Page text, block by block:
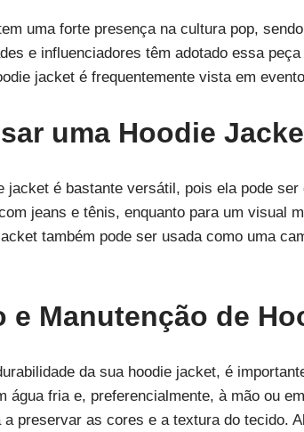
uma forte presença na cultura pop,
e influenciadores têm adotado essa
jacket é frequentemente vista em
uma Hoodie
jacket é bastante versátil, pois ela pode
jeans e tênis, enquanto para um visual
também pode ser usada como uma
e Manutenção de
da sua hoodie jacket, é
água fria e, preferencialmente, à mão ou
a preservar as cores e a textura do tecido.